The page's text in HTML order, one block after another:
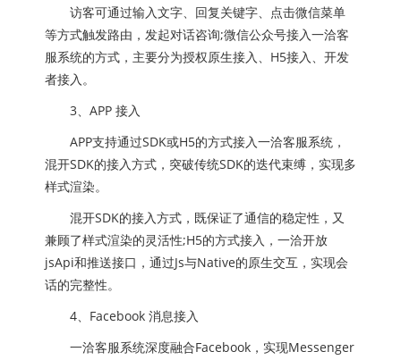
访客可通过输入文字、回复关键字、点击微信菜单
等方式触发路由，发起对话咨询;微信公众号接入一洽客
服系统的方式，主要分为授权原生接入、H5接入、开发
者接入。
3、APP 接入
APP支持通过SDK或H5的方式接入一洽客服系统，
混开SDK的接入方式，突破传统SDK的迭代束缚，实现多
样式渲染。
混开SDK的接入方式，既保证了通信的稳定性，又
兼顾了样式渲染的灵活性;H5的方式接入，一洽开放
jsApi和推送接口，通过Js与Native的原生交互，实现会
话的完整性。
4、Facebook 消息接入
一洽客服系统深度融合Facebook，实现Messenger